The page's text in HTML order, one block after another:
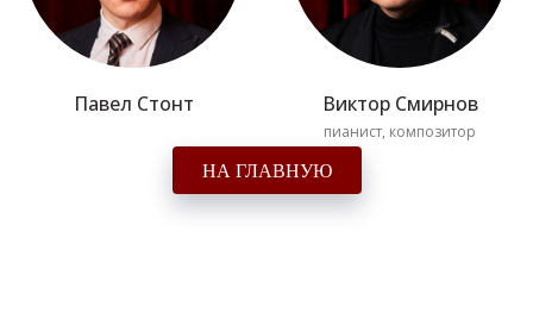
Павел Стонт Виктор Смирнов
пианист, композитор
НА ГЛАВНУЮ